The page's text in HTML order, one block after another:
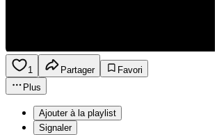
1 Partager
Favori
Plus
Ajouter à la playlist
Signaler